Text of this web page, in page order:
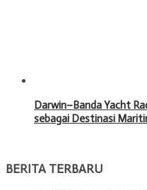
Darwin–Banda Yacht
sebagai Destinasi
BERITA TERBARU